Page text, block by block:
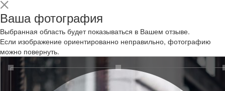
Ваша фотография
Выбранная область будет показываться в Вашем отзыве.
Если изображение ориентированно неправильно, фотографию
можно повернуть.